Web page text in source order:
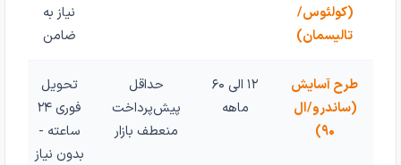
(کولئوس/
تالیسمان)
نیاز به
ضامن
طرح آسایش
(ساندرو/ال
۹۰)
۱۲ الی ۶۰
ماهه
حداقل
پیش‌پرداخت
منعطف بازار
تحویل
فوری ۲۴
ساعته -
بدون نیاز